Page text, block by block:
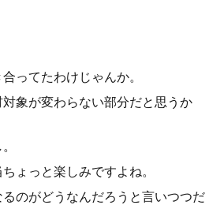
ってたわけじゃんか。
象が変わらない部分だと思うか
ょっと楽しみですよね。
のがどうなんだろうと言いつつだ